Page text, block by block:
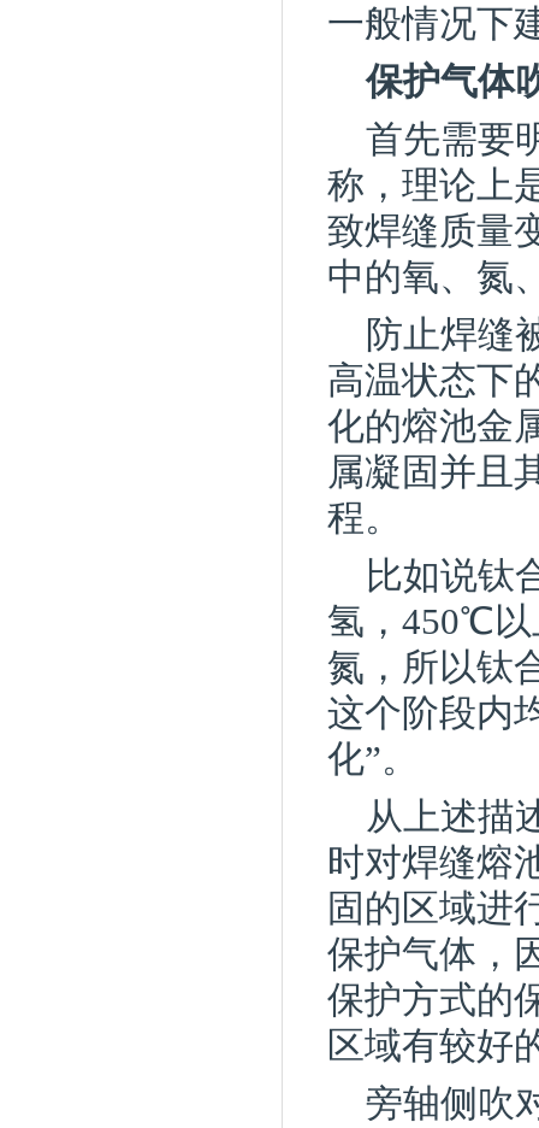
一般情况下
保护气体
首先需要
称，理论上
致焊缝质量
中的氧、氮
防止焊缝
高温状态下
化的熔池金
属凝固并且
程。
比如说钛
氢，450℃
氮，所以钛
这个阶段内
化”。
从上述描
时对焊缝熔
固的区域进
保护气体，
保护方式的
区域有较好
旁轴侧吹